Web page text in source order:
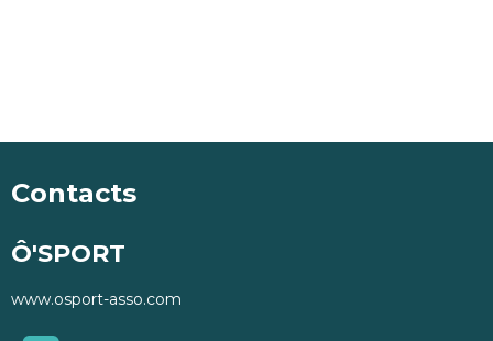
Contacts
Ô'SPORT
www.osport-asso.com